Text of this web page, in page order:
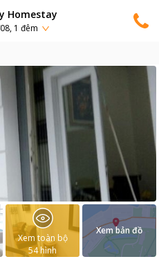
Homestay
1 đêm
Xem toàn bộ
54 hình
Xem bản đồ